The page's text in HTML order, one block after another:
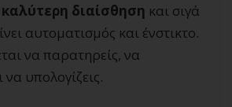
διαίσθηση και σιγά
αυτοματισμός και ένστικτο.
να παρατηρείς, να
να υπολογίζεις.